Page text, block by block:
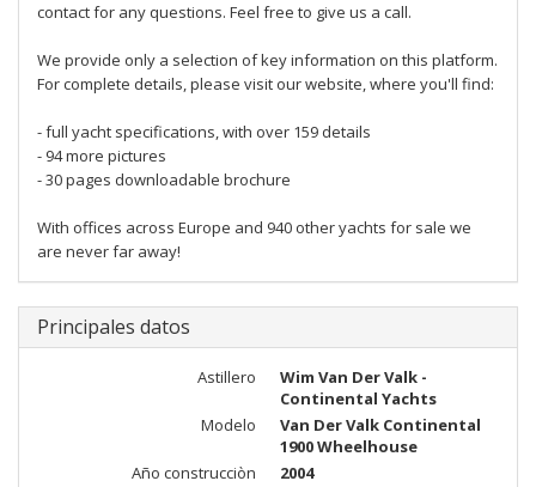
contact for any questions. Feel free to give us a call.
We provide only a selection of key information on this platform.
For complete details, please visit our website, where you'll find:
- full yacht specifications, with over 159 details
- 94 more pictures
- 30 pages downloadable brochure
With offices across Europe and 940 other yachts for sale we
are never far away!
Principales datos
Astillero
Wim Van Der Valk -
Continental Yachts
Modelo
Van Der Valk Continental
1900 Wheelhouse
Año construcciòn
2004